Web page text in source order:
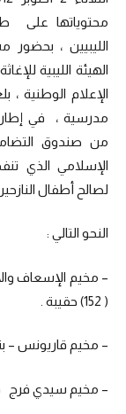
محتوياتها على
الليبيين ،
الهيئة الليبية
مدرسية ، في إطار
من صندوق
الإسلامي الذي
لصالح أطفال
النحو التالي :
– مخيم الإسعاف
( 152) حقيبة .
– مخيم قاريونس – بنغازي
– مخيم سيدي فرج في